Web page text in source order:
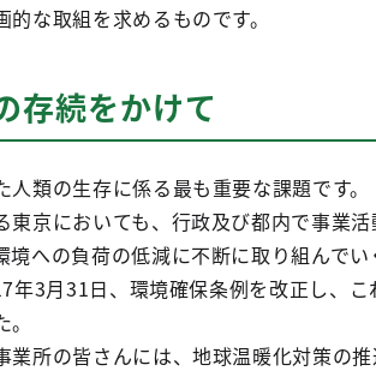
な取組を求めるものです。
存続をかけて
類の生存に係る最も重要な課題です。
京においても、行政及び都内で事業
への負荷の低減に不断に取り組んでい
年3月31日、環境確保条例を改正し、
所の皆さんには、地球温暖化対策の